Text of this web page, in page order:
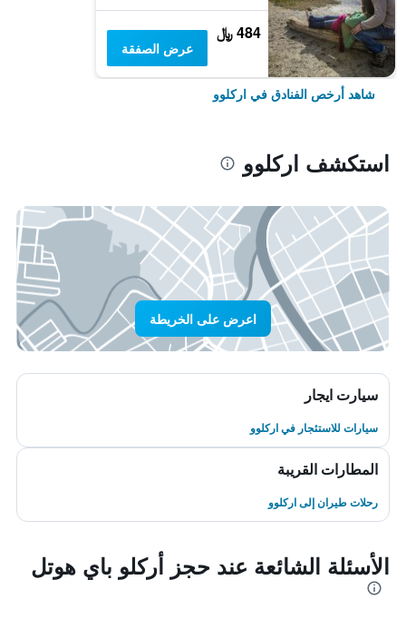
484 ﷼
عرض الصفقة
شاهد أرخص الفنادق في اركلوو
استكشف اركلوو
اعرض على الخريطة
سيارت ايجار
سيارات للاستئجار في اركلوو
المطارات القريبة
رحلات طيران إلى اركلوو
الأسئلة الشائعة عند حجز أركلو باي هوتل